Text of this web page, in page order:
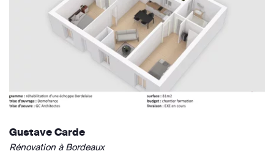
Gustave Carde
Rénovation à Bordeaux